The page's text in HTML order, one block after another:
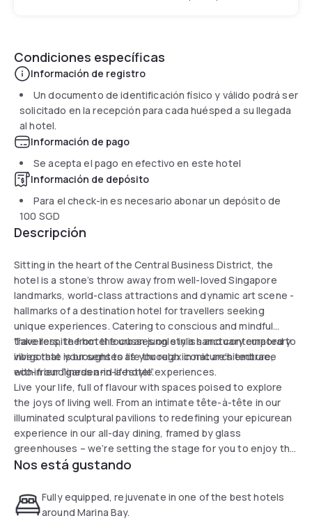
Condiciones específicas
Información de registro
Un documento de identificación físico y válido podrá ser
solicitado en la recepción para cada huésped a su llegada
al hotel.
Información de pago
Se acepta el pago en efectivo en este hotel
Información de depósito
Para el check-in es necesario abonar un depósito de
100 SGD
Descripción
Sitting in the heart of the Central Business District, the
hotel is a stone’s throw away from well-loved Singapore
landmarks, world-class attractions and dynamic art scene -
hallmarks of a destination hotel for travellers seeking
unique experiences. Catering to conscious and mindful
travellers, the hotel focusses on stylish and contemporary
vibes that is brought to life through iconic architecture,
eco-friendliness and lifestyle experiences.
Take respite from the urban jungle in a sanctuary curated to
invigorate your senses as you relax in nature’s embrace
within our “garden-in-a-hotel”.
Live your life, full of flavour with spaces poised to explore
the joys of living well. From an intimate tête-à-tête in our
illuminated sculptural pavilions to redefining your epicurean
experience in our all-day dining, framed by glass
greenhouses – we’re setting the stage for you to enjoy the
important things in your life.
Nos está gustando
Fully equipped, rejuvenate in one of the best hotels
around Marina Bay.